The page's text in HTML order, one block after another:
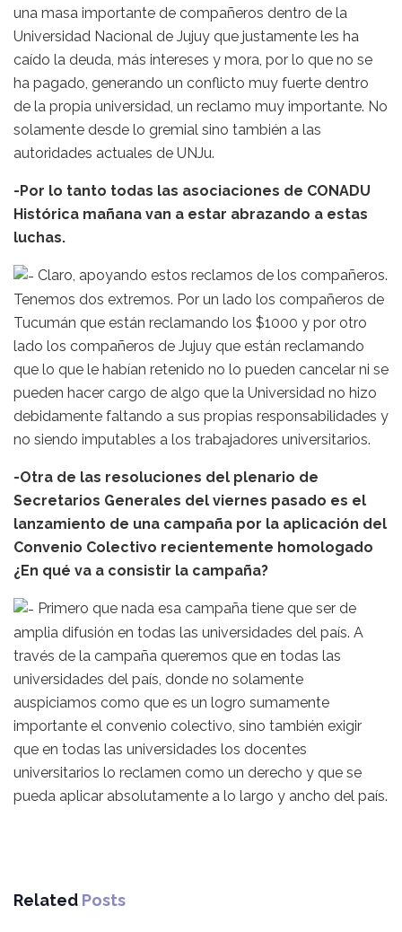
una masa importante de compañeros dentro de la
Universidad Nacional de Jujuy que justamente les ha
caído la deuda, más intereses y mora, por lo que no se
ha pagado, generando un conflicto muy fuerte dentro
de la propia universidad, un reclamo muy importante. No
solamente desde lo gremial sino también a las
autoridades actuales de UNJu.
-Por lo tanto todas las asociaciones de CONADU
Histórica mañana van a estar abrazando a estas
luchas.
Claro, apoyando estos reclamos de los compañeros.
Tenemos dos extremos. Por un lado los compañeros de
Tucumán que están reclamando los $1000 y por otro
lado los compañeros de Jujuy que están reclamando
que lo que le habían retenido no lo pueden cancelar ni se
pueden hacer cargo de algo que la Universidad no hizo
debidamente faltando a sus propias responsabilidades y
no siendo imputables a los trabajadores universitarios.
-Otra de las resoluciones del plenario de
Secretarios Generales del viernes pasado es el
lanzamiento de una campaña por la aplicación del
Convenio Colectivo recientemente homologado
¿En qué va a consistir la campaña?
Primero que nada esa campaña tiene que ser de
amplia difusión en todas las universidades del país. A
través de la campaña queremos que en todas las
universidades del país, donde no solamente
auspiciamos como que es un logro sumamente
importante el convenio colectivo, sino también exigir
que en todas las universidades los docentes
universitarios lo reclamen como un derecho y que se
pueda aplicar absolutamente a lo largo y ancho del país.
Related Posts